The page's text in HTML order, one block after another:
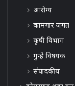
आरोग्य
कामगार जगत
कृषी विभाग
गुन्हे विषयक
संपादकीय